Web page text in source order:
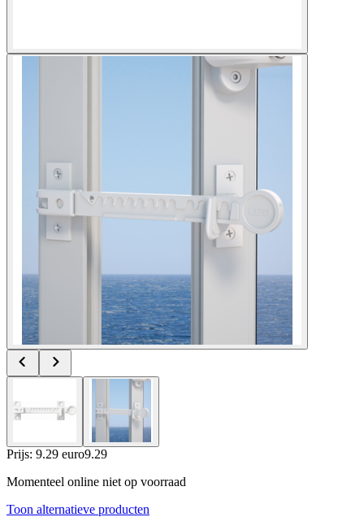
Prijs: 9.29 euro9.29
Momenteel online niet op voorraad
Toon alternatieve producten